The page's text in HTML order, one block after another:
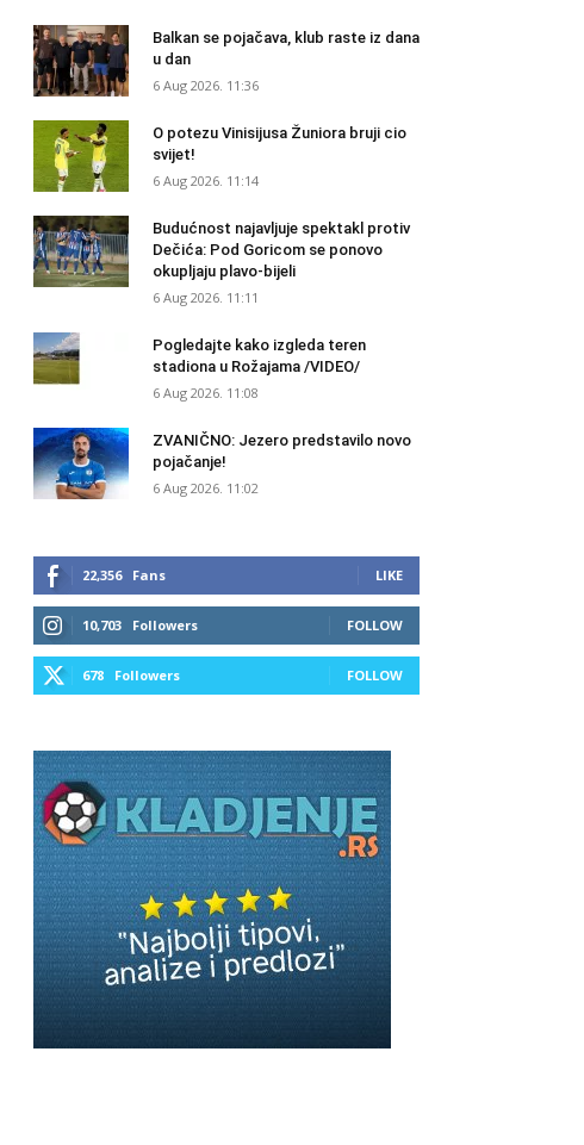
Balkan se pojačava, klub raste iz dana
u dan
6 Aug 2026. 11:36
O potezu Vinisijusa Žuniora bruji cio
svijet!
6 Aug 2026. 11:14
Budućnost najavljuje spektakl protiv
Dečića: Pod Goricom se ponovo
okupljaju plavo-bijeli
6 Aug 2026. 11:11
Pogledajte kako izgleda teren
stadiona u Rožajama /VIDEO/
6 Aug 2026. 11:08
ZVANIČNO: Jezero predstavilo novo
pojačanje!
6 Aug 2026. 11:02
22,356 Fans LIKE
10,703 Followers FOLLOW
678 Followers FOLLOW